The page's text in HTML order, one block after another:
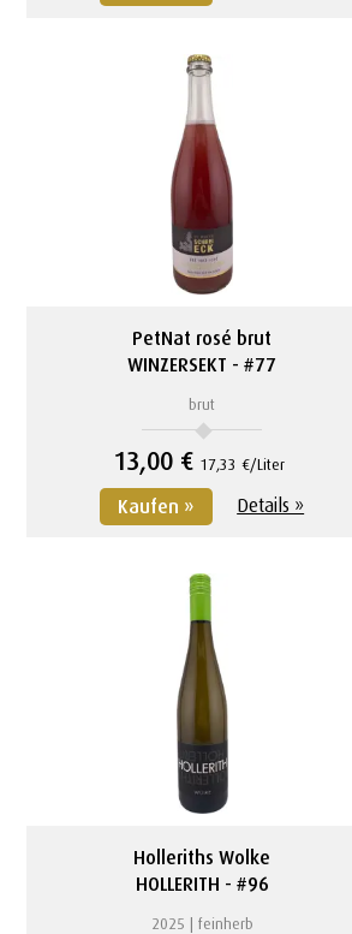
PetNat rosé brut
WINZERSEKT
#77
brut
13,00 € 17,33 €/Liter
Kaufen » Details »
Holleriths Wolke
HOLLERITH #96
2025 feinherb